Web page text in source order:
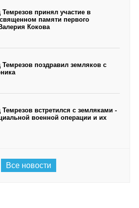
принял участие в
памяти первого
Кокова
поздравил земляков с
встретился с земляками -
военной операции и их
Все новости